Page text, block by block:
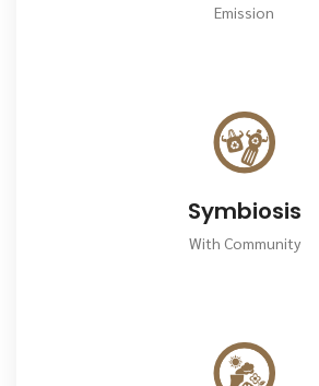
Emission
Symbiosis
With Community